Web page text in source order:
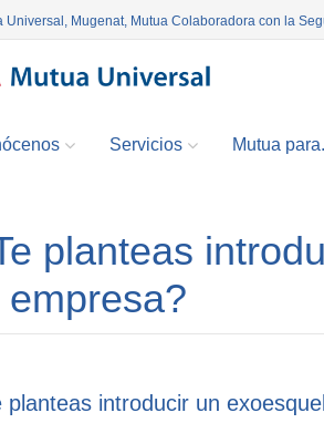
Universal, Mugenat, Mutua Colaboradora con la
Servicios Mutua
planteas
empresa?
planteas introducir un